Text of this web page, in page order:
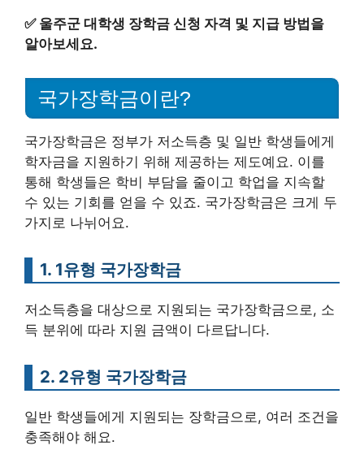
✅ 울주군 대학생 장학금 신청 자격 및 지급 방법을
알아보세요.
국가장학금이란?
국가장학금은 정부가 저소득층 및 일반 학생들에게
학자금을 지원하기 위해 제공하는 제도예요. 이를
통해 학생들은 학비 부담을 줄이고 학업을 지속할
수 있는 기회를 얻을 수 있죠. 국가장학금은 크게 두
가지로 나뉘어요.
1. 1유형 국가장학금
저소득층을 대상으로 지원되는 국가장학금으로, 소
득 분위에 따라 지원 금액이 다르답니다.
2. 2유형 국가장학금
일반 학생들에게 지원되는 장학금으로, 여러 조건을
충족해야 해요.